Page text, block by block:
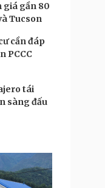
gần 80
Tucson
cần đáp
PCCC
tái
sàng đấu